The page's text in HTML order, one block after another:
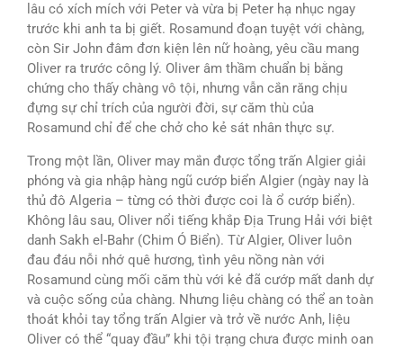
lâu có xích mích với Peter và vừa bị Peter hạ nhục ngay
trước khi anh ta bị giết. Rosamund đoạn tuyệt với chàng,
còn Sir John đâm đơn kiện lên nữ hoàng, yêu cầu mang
Oliver ra trước công lý. Oliver âm thầm chuẩn bị bằng
chứng cho thấy chàng vô tội, nhưng vẫn cắn răng chịu
đựng sự chỉ trích của người đời, sự căm thù của
Rosamund chỉ để che chở cho kẻ sát nhân thực sự.
Trong một lần, Oliver may mắn được tổng trấn Algier giải
phóng và gia nhập hàng ngũ cướp biển Algier (ngày nay là
thủ đô Algeria – từng có thời được coi là ổ cướp biển).
Không lâu sau, Oliver nổi tiếng khắp Địa Trung Hải với biệt
danh Sakh el-Bahr (Chim Ó Biển). Từ Algier, Oliver luôn
đau đáu nỗi nhớ quê hương, tình yêu nồng nàn với
Rosamund cùng mối căm thù với kẻ đã cướp mất danh dự
và cuộc sống của chàng. Nhưng liệu chàng có thể an toàn
thoát khỏi tay tổng trấn Algier và trở về nước Anh, liệu
Oliver có thể “quay đầu” khi tội trạng chưa được minh oan